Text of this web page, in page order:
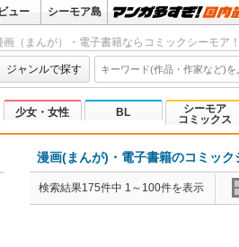
ュー シーモア島
画（まんが）・電子書籍ならコミックシーモア！
ジャンルで探す
少女・女性 BL
シーモア
コミックス
漫画(まんが)・電子書籍のコミック
検索結果175件中 1～100件を表示